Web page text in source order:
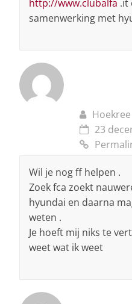
http://www.clubalfa .it
samenwerking met
Hoekree
23
Wil je nog ff helpen .
Zoek fca zoekt
hyundai en daarna
weten .
Je hoeft mij niks te
weet wat ik weet